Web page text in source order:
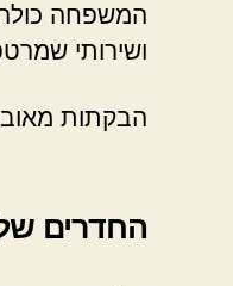
המשפחה כולה
ושירותי
הבקתות
החדרים